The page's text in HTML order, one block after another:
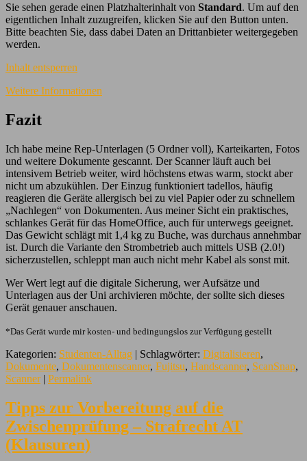
Sie sehen gerade einen Platzhalterinhalt von Standard. Um auf den
eigentlichen Inhalt zuzugreifen, klicken Sie auf den Button unten.
Bitte beachten Sie, dass dabei Daten an Drittanbieter weitergegeben
werden.
Inhalt entsperren
Weitere Informationen
Fazit
Ich habe meine Rep-Unterlagen (5 Ordner voll), Karteikarten, Fotos
und weitere Dokumente gescannt. Der Scanner läuft auch bei
intensivem Betrieb weiter, wird höchstens etwas warm, stockt aber
nicht um abzukühlen. Der Einzug funktioniert tadellos, häufig
reagieren die Geräte allergisch bei zu viel Papier oder zu schnellem
„Nachlegen“ von Dokumenten. Aus meiner Sicht ein praktisches,
schlankes Gerät für das HomeOffice, auch für unterwegs geeignet.
Das Gewicht schlägt mit 1,4 kg zu Buche, was durchaus annehmbar
ist. Durch die Variante den Strombetrieb auch mittels USB (2.0!)
sicherzustellen, schleppt man auch nicht mehr Kabel als sonst mit.
Wer Wert legt auf die digitale Sicherung, wer Aufsätze und
Unterlagen aus der Uni archivieren möchte, der sollte sich dieses
Gerät genauer anschauen.
*Das Gerät wurde mir kosten- und bedingungslos zur Verfügung gestellt
Kategorien: Studenten-Alltag | Schlagwörter: Digitalisieren,
Dokumente, Dokumentenscanner, Fujitsu, Handscanner, ScanSnap,
Scanner| Permalink
Tipps zur Vorbereitung auf die
Zwischenprüfung – Strafrecht AT
(Klausuren)